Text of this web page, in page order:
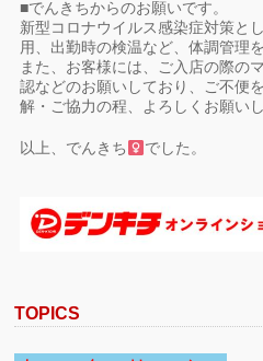
■でんきちからのお願いです。
新型コロナウイルス感染症対策と
用、出勤時の検温など、体調管理
また、お客様には、ご入店の際の
認などのお願いしており、ご不便
解・ご協力の程、よろしくお願い
以上、でんきち でした。
TOPICS